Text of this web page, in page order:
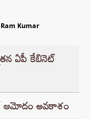
Kumar
ఏపీ కేబినెట్
ఆమోదం అవకాశం